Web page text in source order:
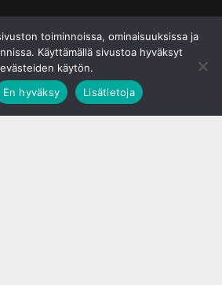
toiminnoissa, ominaisuuksissa ja
Käyttämällä sivustoa hyväksyt
evästeiden käytön.
En hyväksy Lisätietoja